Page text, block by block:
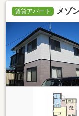
賃貸アパート メゾ